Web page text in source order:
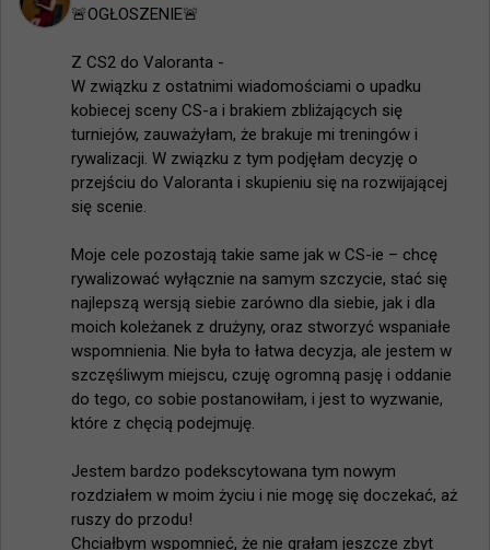
🚨OGŁOSZENIE🚨
Z CS2 do Valoranta -
W związku z ostatnimi wiadomościami o upadku
kobiecej sceny CS-a i brakiem zbliżających się
turniejów, zauważyłam, że brakuje mi treningów i
rywalizacji. W związku z tym podjęłam decyzję o
przejściu do Valoranta i skupieniu się na rozwijającej
się scenie.
Moje cele pozostają takie same jak w CS-ie – chcę
rywalizować wyłącznie na samym szczycie, stać się
najlepszą wersją siebie zarówno dla siebie, jak i dla
moich koleżanek z drużyny, oraz stworzyć wspaniałe
wspomnienia. Nie była to łatwa decyzja, ale jestem w
szczęśliwym miejscu, czuję ogromną pasję i oddanie
do tego, co sobie postanowiłam, i jest to wyzwanie,
które z chęcią podejmuję.
Jestem bardzo podekscytowana tym nowym
rozdziałem w moim życiu i nie mogę się doczekać, aż
ruszy do przodu!
Chciałbym wspomnieć, że nie grałam jeszcze zbyt